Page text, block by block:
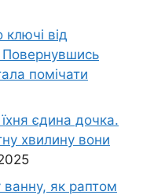
ключі від
помічати
єдина дочка.
хвилину вони
як раптом